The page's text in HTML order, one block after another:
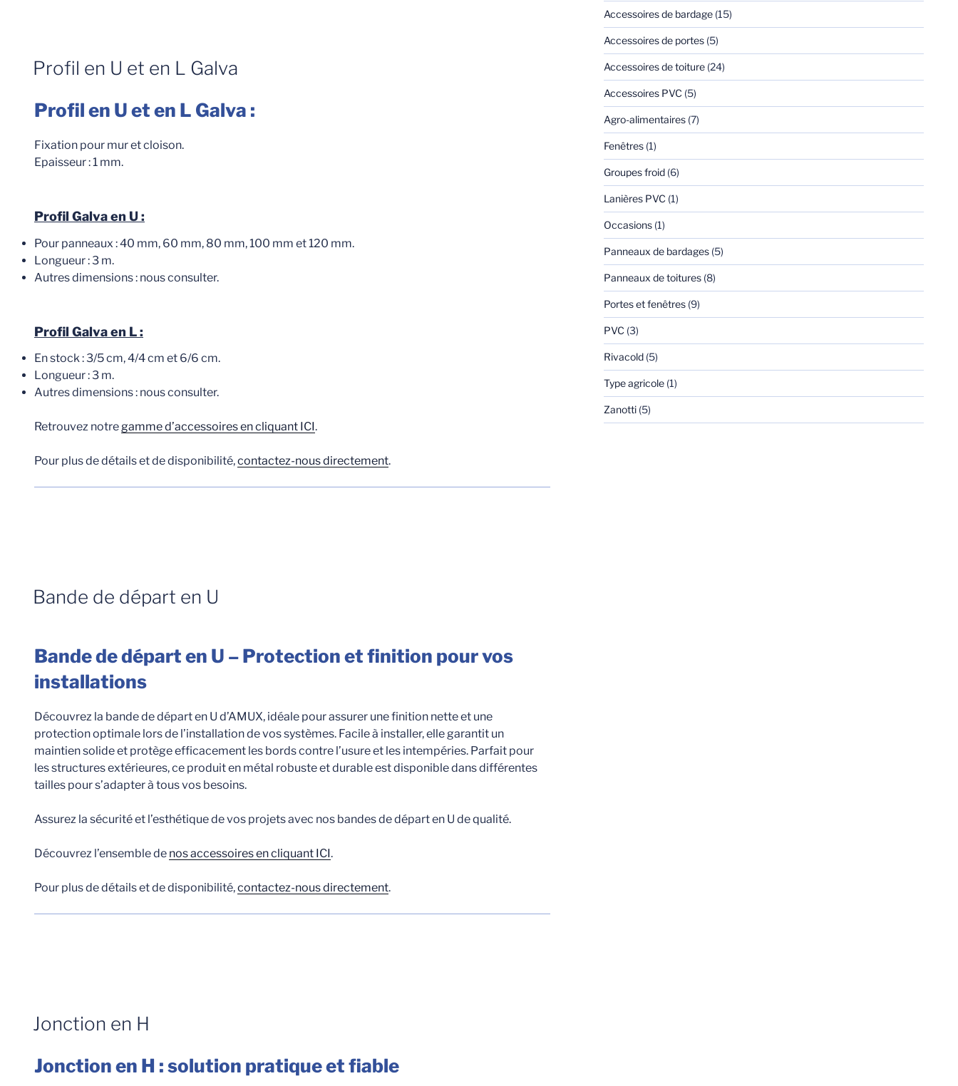
Profil en U et en L Galva
Profil en U et en L Galva :
Fixation pour mur et cloison.
Epaisseur : 1 mm.
Profil Galva en U :
Pour panneaux : 40 mm, 60 mm, 80 mm, 100 mm et 120 mm.
Longueur : 3 m.
Autres dimensions : nous consulter.
Profil Galva en L :
En stock : 3/5 cm, 4/4 cm et 6/6 cm.
Longueur : 3 m.
Autres dimensions : nous consulter.
Retrouvez notregamme d’accessoires en cliquant ICI.
Pour plus de détails et de disponibilité,contactez-nous directement.
Bande de départ en U
Bande de départ en U – Protection et finition pour vos
installations
Découvrez la bande de départ en U d’AMUX, idéale pour assurer une finition nette et une
protection optimale lors de l’installation de vos systèmes. Facile à installer, elle garantit un
maintien solide et protège efficacement les bords contre l’usure et les intempéries. Parfait pour
les structures extérieures, ce produit en métal robuste et durable est disponible dans différentes
tailles pour s’adapter à tous vos besoins.
Assurez la sécurité et l’esthétique de vos projets avec nos bandes de départ en U de qualité.
Découvrez l’ensemble de nos accessoires en cliquant ICI.
Pour plus de détails et de disponibilité,contactez-nous directement.
Jonction en H
Jonction en H : solution pratique et fiable
Accessoires de bardage(15)
Accessoires de portes(5)
Accessoires de toiture(24)
Accessoires PVC (5)
Agro-alimentaires(7)
Fenêtres(1)
Groupes froid(6)
Lanières PVC (1)
Occasions(1)
Panneaux de bardages(5)
Panneaux de toitures(8)
Portes et fenêtres(9)
PVC (3)
Rivacold(5)
Type agricole(1)
Zanotti(5)